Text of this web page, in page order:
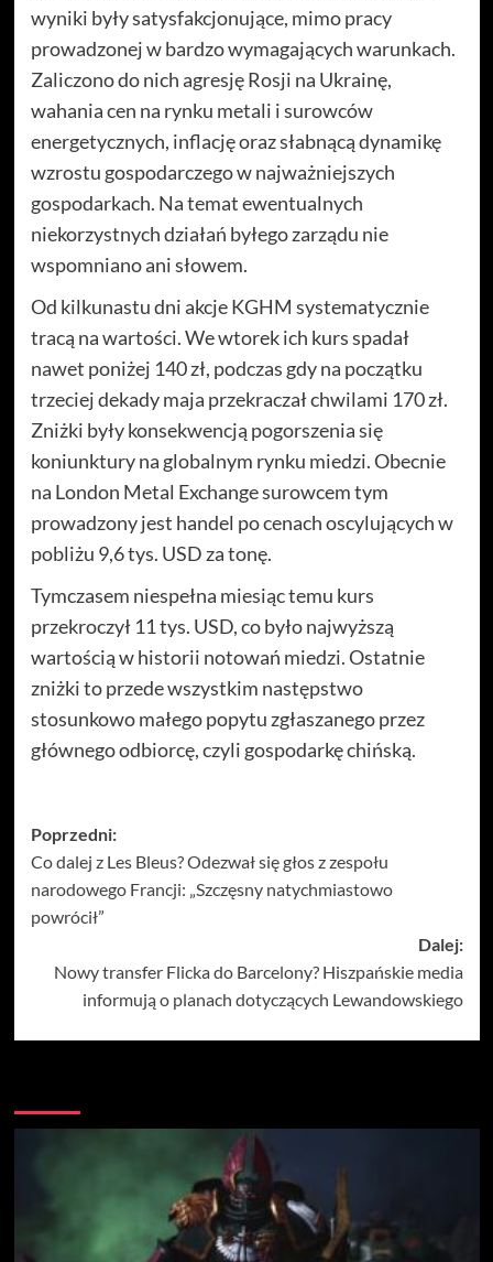
wyniki były satysfakcjonujące, mimo pracy
prowadzonej w bardzo wymagających warunkach.
Zaliczono do nich agresję Rosji na Ukrainę,
wahania cen na rynku metali i surowców
energetycznych, inflację oraz słabnącą dynamikę
wzrostu gospodarczego w najważniejszych
gospodarkach. Na temat ewentualnych
niekorzystnych działań byłego zarządu nie
wspomniano ani słowem.
Od kilkunastu dni akcje KGHM systematycznie
tracą na wartości. We wtorek ich kurs spadał
nawet poniżej 140 zł, podczas gdy na początku
trzeciej dekady maja przekraczał chwilami 170 zł.
Zniżki były konsekwencją pogorszenia się
koniunktury na globalnym rynku miedzi. Obecnie
na London Metal Exchange surowcem tym
prowadzony jest handel po cenach oscylujących w
pobliżu 9,6 tys. USD za tonę.
Tymczasem niespełna miesiąc temu kurs
przekroczył 11 tys. USD, co było najwyższą
wartością w historii notowań miedzi. Ostatnie
zniżki to przede wszystkim następstwo
stosunkowo małego popytu zgłaszanego przez
głównego odbiorcę, czyli gospodarkę chińską.
Zobacz
wpisy
Poprzedni:
Co dalej z Les Bleus? Odezwał się głos z zespołu
narodowego Francji: „Szczęsny natychmiastowo
powrócił”
Dalej:
Nowy transfer Flicka do Barcelony? Hiszpańskie media
informują o planach dotyczących Lewandowskiego